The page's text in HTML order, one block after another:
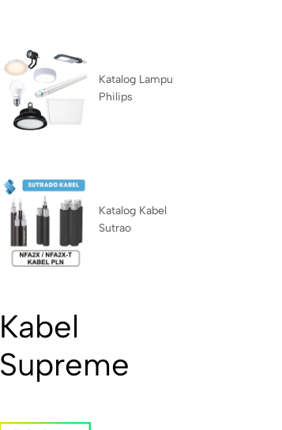
Katalog Lampu
Philips
Katalog Kabel
Sutrao
Kabel
Supreme